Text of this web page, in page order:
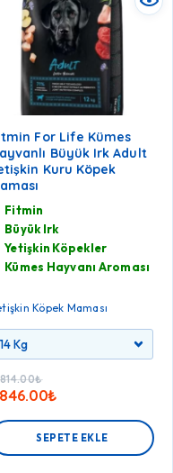
For Life Kümes
Büyük Irk Adult
Kuru Köpek
Fitmin
Büyük Irk
Yetişkin Köpekler
Kümes Hayvanı Aroması
Köpek Maması
₺
₺
SEPETE EKLE